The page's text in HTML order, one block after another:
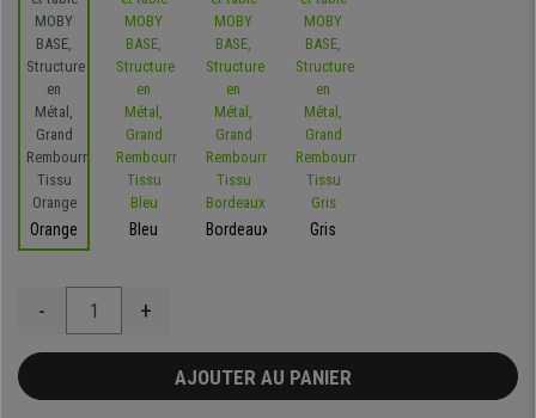
Orange Bleu Bordeaux Gris
- +
AJOUTER AU PANIER